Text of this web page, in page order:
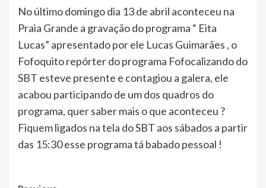
No último domingo dia 13 de abril aconteceu na
Praia Grande a gravação do programa “ Eita
Lucas” apresentado por ele Lucas Guimarães , o
Fofoquito repórter do programa Fofocalizando do
SBT esteve presente e contagiou a galera, ele
acabou participando de um dos quadros do
programa, quer saber mais o que aconteceu ?
Fiquem ligados na tela do SBT aos sábados a partir
das 15:30 esse programa tá babado pessoal !